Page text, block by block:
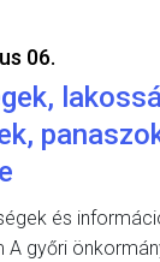
06.
és
A győri